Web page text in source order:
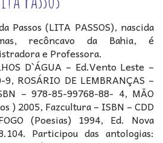
Passos (LITA PASSOS), nascida
recôncavo da Bahia, é
e Professora.
D`ÁGUA – Ed.Vento Leste –
ROSÁRIO DE LEMBRANÇAS –
– 978-85-99768-88- 4, MÃO
) 2005, Fazcultura – ISBN – CDD
(Poesias) 1994, Ed. Nova
Participou das antologias: